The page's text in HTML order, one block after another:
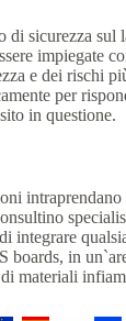
di sicurezza sul
impiegate
e dei rischi
per
in questione.
integrare
boards, in
materiali